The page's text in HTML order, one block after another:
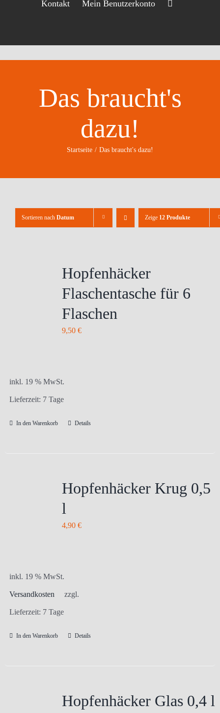
Kontakt Mein Benutzerkonto
Das braucht's
dazu!
Startseite Das braucht's dazu!
Sortieren nach Datum Zeige 12 Produkte
Hopfenhäcker
Flaschentasche für 6
Flaschen
9,50 €
inkl. 19 % MwSt.
Lieferzeit: 7 Tage
In den Warenkorb Details
Hopfenhäcker Krug 0,5
l
4,90 €
inkl. 19 % MwSt.
zzgl.
Versandkosten
Lieferzeit: 7 Tage
In den Warenkorb Details
Hopfenhäcker Glas 0,4 l